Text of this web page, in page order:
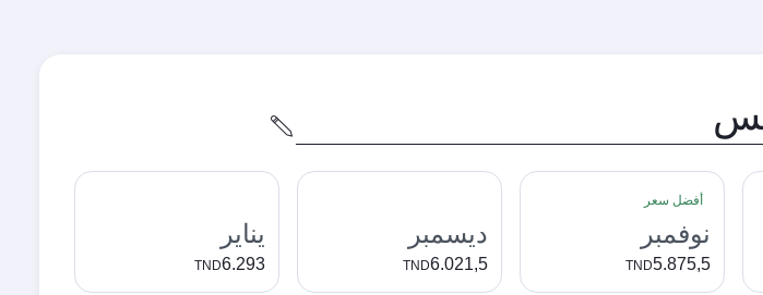
أفضل سعر
نوفمبر
TND5.875,5
ديسمبر
TND6.021,5
يناير
TND6.293